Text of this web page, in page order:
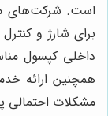
است. شرکت‌های
برای شارژ و
داخلی کپسول
همچنین ارائه
مشکلات احتمالی